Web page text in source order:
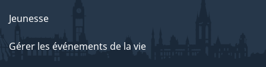
r
s
Jeunesse
Gérer les événements de la vie